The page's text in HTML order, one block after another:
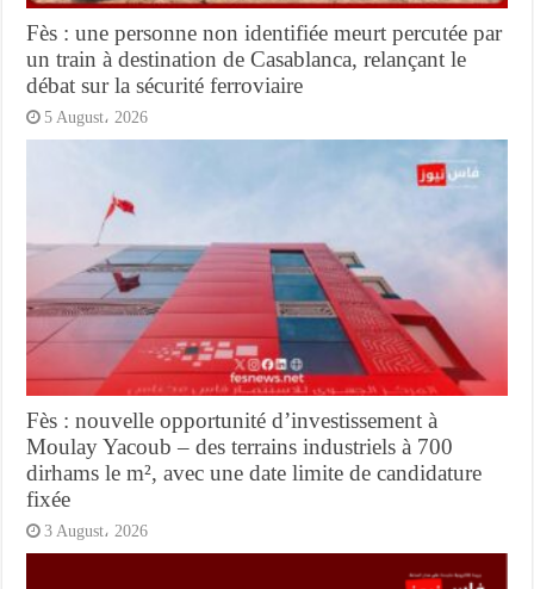
Fès : une personne non identifiée meurt percutée par
un train à destination de Casablanca, relançant le
débat sur la sécurité ferroviaire
5 August، 2026
Fès : nouvelle opportunité d’investissement à
Moulay Yacoub – des terrains industriels à 700
dirhams le m², avec une date limite de candidature
fixée
3 August، 2026